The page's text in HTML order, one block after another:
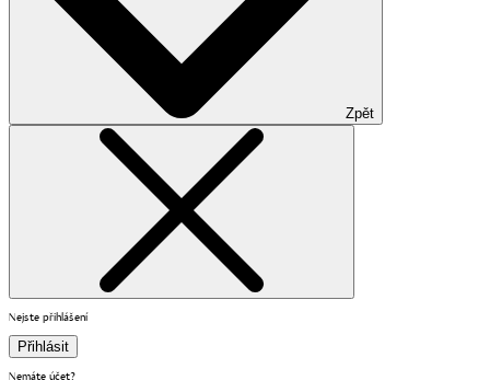
Zpět
Nejste přihlášení
Přihlásit
Nemáte účet?